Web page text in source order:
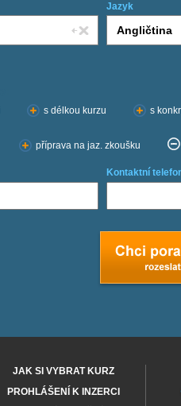
Jazyk
s délkou kurzu s
příprava na jaz. zkoušku
Kontaktní
JAK SI VYBRAT KURZ
PROHLÁŠENÍ K INZERCI